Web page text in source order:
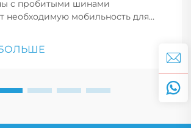
с пробитыми шинами
необходимую мобильность для
значение для тактических